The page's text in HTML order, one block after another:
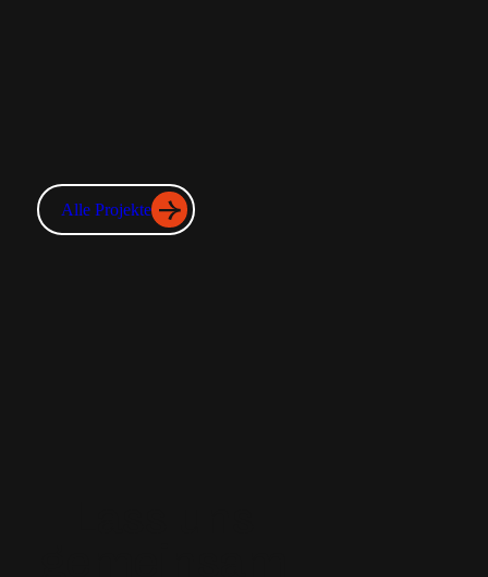
Alle Projekte
Alle Projekte